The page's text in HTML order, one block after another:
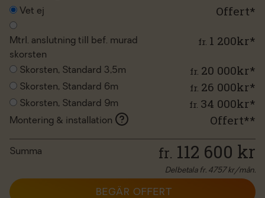
Vet ej
Offert*
Mtrl. anslutning till bef. murad
skorsten
fr. 1 200kr*
Skorsten, Standard 3,5m fr. 20 000kr*
Skorsten, Standard 6m fr. 26 000kr*
Skorsten, Standard 9m fr. 34 000kr*
Montering & installation Offert**
Summa fr. 112 600 kr
Delbetala fr. 4757kr/mån.
BEGÄR OFFERT